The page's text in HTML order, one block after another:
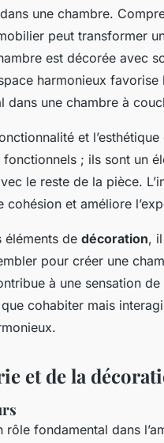
une chambre.
peut transformer
est décorée avec
harmonieux
dans une chambre à
et
; ils sont un
le reste de la pièce.
et améliore
éléments de décoration,
pour créer une
à une sensation de
cohabiter mais
et de la
rôle fondamental dans